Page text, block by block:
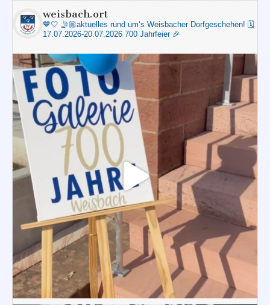
weisbach.ort
💙🤍 🤳🏼aktuelles rund um‘s Weisbacher Dorfgeschehen! 🗓️
17.07.2026-20.07.2026 700 Jahrfeier 🎉